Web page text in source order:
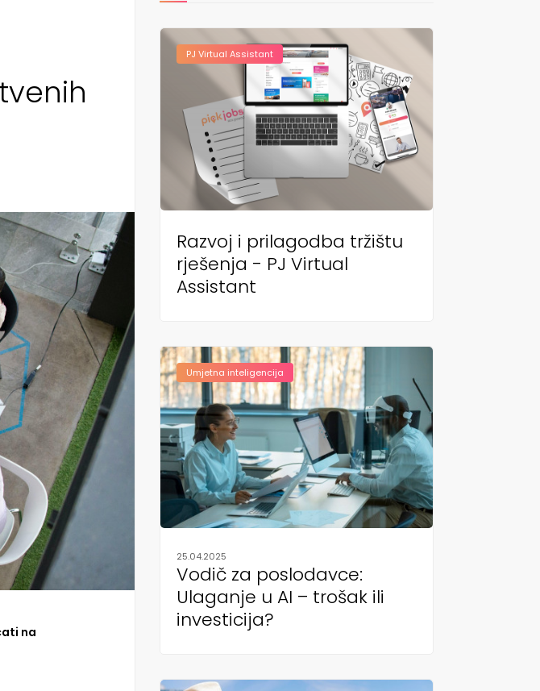
na
PJ Virtual Assistant
Razvoj i prilagodba tržištu
rješenja - PJ Virtual
Assistant
Umjetna inteligencija
25.04.2025
Vodič za poslodavce:
Ulaganje u AI – trošak ili
investicija?